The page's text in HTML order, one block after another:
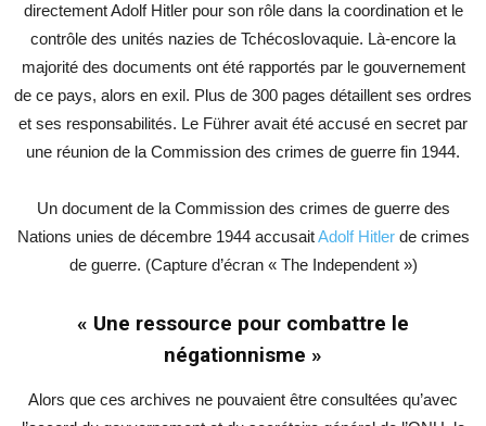
directement Adolf Hitler pour son rôle dans la coordination et le
contrôle des unités nazies de Tchécoslovaquie. Là-encore la
majorité des documents ont été rapportés par le gouvernement
de ce pays, alors en exil. Plus de 300 pages détaillent ses ordres
et ses responsabilités. Le Führer avait été accusé en secret par
une réunion de la Commission des crimes de guerre fin 1944.
Un document de la Commission des crimes de guerre des
Nations unies de décembre 1944 accusaitAdolf Hitlerde crimes
de guerre. (Capture d’écran « The Independent »)
« Une ressource pour combattre le
négationnisme »
Alors que ces archives ne pouvaient être consultées qu’avec